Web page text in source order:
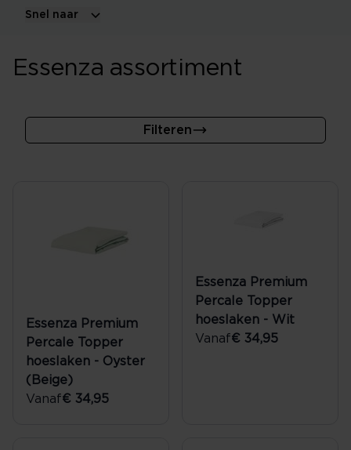
Snel naar
Essenza assortiment
Filteren
Essenza Premium
Percale Topper
hoeslaken - Oyster
(Beige)
Vanaf€ 34,95
Essenza Premium
Percale Topper
hoeslaken - Wit
Vanaf€ 34,95